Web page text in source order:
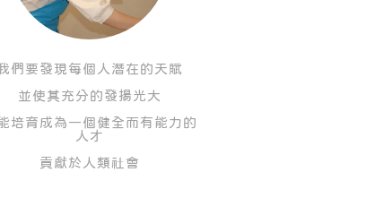
們要發現每個人潛在的天賦
並使其充分的發揚光大
培育成為一個健全而有能力的
人才
貢獻於人類社會